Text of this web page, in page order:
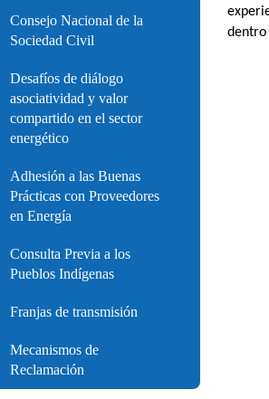
Consejo Nacional de la
Sociedad Civil
Desafíos de diálogo
asociatividad y valor
compartido en el sector
energético
Adhesión a las Buenas
Prácticas con Proveedores
en Energía
Consulta Previa a los
Pueblos Indígenas
Franjas de transmisión
Mecanismos de
Reclamación
dentro